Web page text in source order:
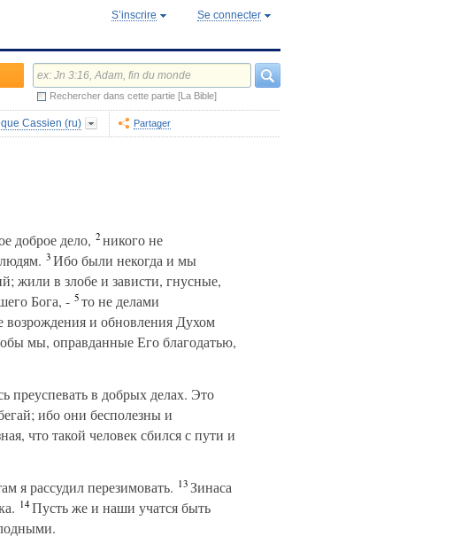
S’inscrire Se connecter
Rechercher dans cette partie [La Bible]
Cassien (ru) Partager
доброе дело, 2никого не
3Ибо были некогда и мы
жили в злобе и зависти, гнусные,
Бога, - 5то не делами
и обновления Духом
мы, оправданные Его благодатью,
преуспевать в добрых делах. Это
ибо они бесполезны и
что такой человек сбился с пути и
я рассудил перезимовать. 13Зинаса
14Пусть же и наши учатся быть